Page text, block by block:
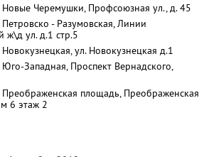
Новые Черемушки, Профсоюзная ул., д. 45
Петровско - Разумовская, Линии
ж\д ул. д.1 стр.5
Новокузнецкая, ул. Новокузнецкая д.1
Юго-Западная, Проспект Вернадского,
Преображенская площадь, Преображенская
6 этаж 2